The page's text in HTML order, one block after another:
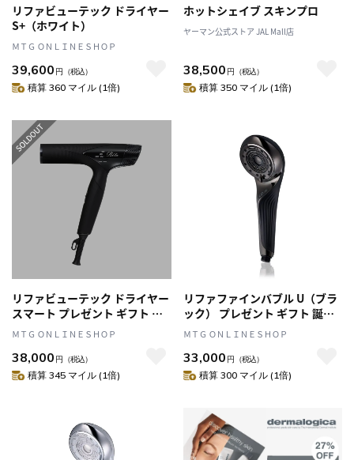
リファビューテック ドライヤー
S+（ホワイト）
ＭＴＧ ＯＮＬＩＮＥＳＨＯＰ
39,600 円 （税込）
積算 360 マイル (1倍)
ホットシェイブ スキンプロ
ヤーマン公式ストア JAL Mall店
38,500 円 （税込）
積算 350 マイル (1倍)
リファビューテック ドライヤー
スマート プレゼント ギフト 誕
生日 結婚祝い
ＭＴＧ ＯＮＬＩＮＥＳＨＯＰ
38,000 円 （税込）
積算 345 マイル (1倍)
リファファインバブル U（ブラ
ック） プレゼント ギフト 誕生
日 結婚祝い シャワーヘッド
ＭＴＧ ＯＮＬＩＮＥＳＨＯＰ
33,000 円 （税込）
積算 300 マイル (1倍)